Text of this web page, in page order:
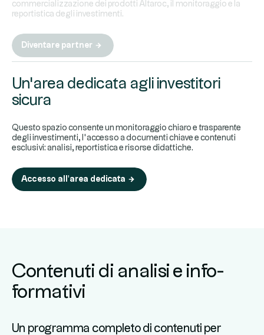
commercializzazione dei prodotti Altaroc, il monitoraggio e la
reportistica degli investimenti.
Diventare partner
Un'area dedicata agli investitori
sicura
Questo spazio consente un monitoraggio chiaro e trasparente
degli investimenti, l’accesso a documenti chiave e contenuti
esclusivi: analisi, reportistica e risorse didattiche.
Accesso all'area dedicata
Contenuti di analisi e info-
formativi
Un programma completo di contenuti per